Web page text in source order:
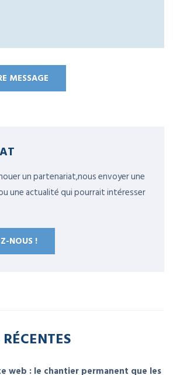
un partenariat,nous envoyer une
une actualité qui pourrait intéresser
NOUS !
web : le chantier permanent que les